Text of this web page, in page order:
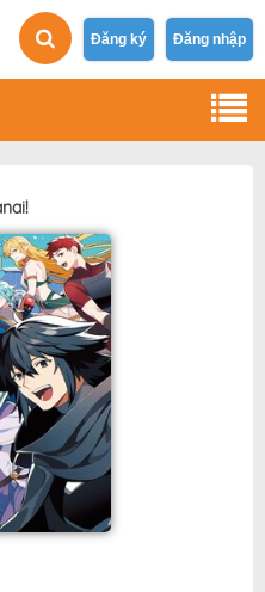
Đăng ký Đăng nhập